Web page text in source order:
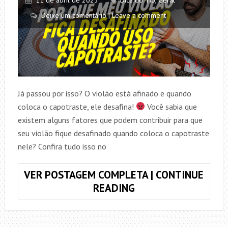
Deixe um comentário | Leave a comment
Já passou por isso? O violão está afinado e quando
coloca o capotraste, ele desafina!
Você sabia que
existem alguns fatores que podem contribuir para que
seu violão fique desafinado quando coloca o capotraste
nele? Confira tudo isso no
VER POSTAGEM COMPLETA | CONTINUE
READINGPOR
MEU